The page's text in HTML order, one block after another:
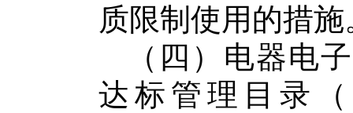
质限制使用的措施
（四）电器电
达标管理目录